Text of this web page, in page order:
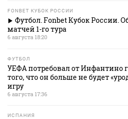
FONBET КУБОК РОССИИ
Футбол. Fonbet Кубок России.
матчей 1-го тура
6 августа 18:20
ФУТБОЛ
УЕФА потребовал от Инфантино
того, что он больше не будет
игру
6 августа 17:36
ИСПАНИЯ